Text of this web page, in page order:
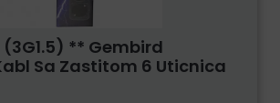
** Gembird
Sa Zastitom 6 Uticnica